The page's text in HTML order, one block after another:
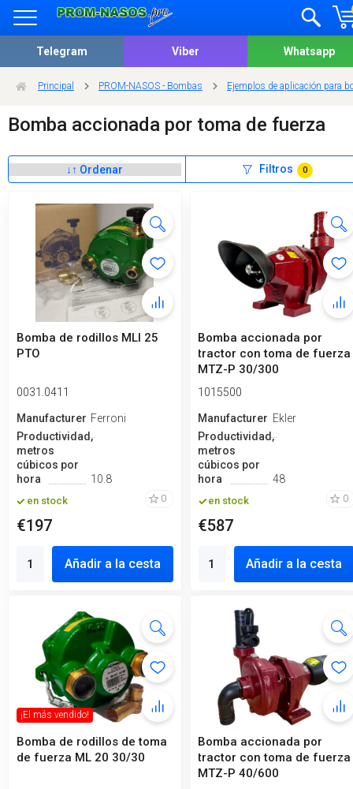
Telegram Viber Whatsapp
Principal PROM-NASOS - Bombas Ejemplos de aplicación para
Bomba accionada por toma de fuerza
Filtros 0
Bomba de rodillos MLI 25
PTO
0031.0411
ManufactureroFerroni
Productividad,
metros
cúbicos por
hora
10.8
en stock 0
€197
Añadir a la cesta
Bomba accionada por
tractor con toma de fuerza
MTZ-P 30/300
1015500
ManufactureroEkler
Productividad,
metros
cúbicos por
hora
48
en stock 0
€587
Añadir a la cesta
¡El más vendido!
Bomba de rodillos de toma
de fuerza ML 20 30/30
Bomba accionada por
tractor con toma de fuerza
MTZ-P 40/600